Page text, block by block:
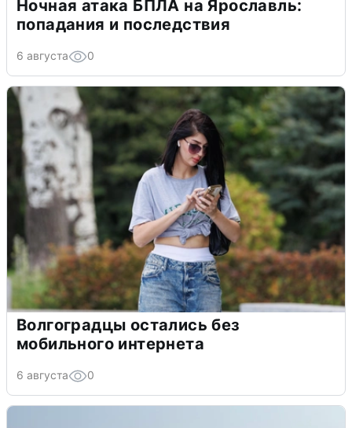
Ночная атака БПЛА на Ярославль:
попадания и последствия
6 августа 0
Волгоградцы остались без
мобильного интернета
6 августа 0